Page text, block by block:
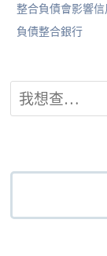
整合負債會影響信
負債整合銀行